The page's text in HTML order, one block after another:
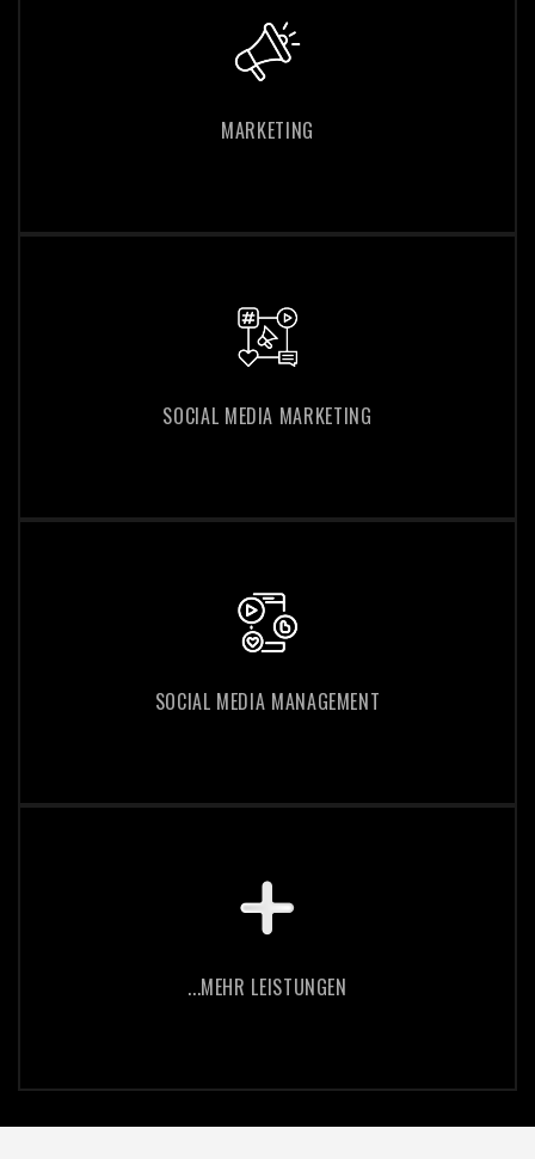
MARKETING
MARKETING
SOCIAL MEDIA MARKETING
SOCIAL MEDIA MARKETING
SOCIAL MEDIA MANAGEMENT
SOCIAL MEDIA MANAGEMENT
...MEHR LEISTUNGEN
...MEHR LEISTUNGEN